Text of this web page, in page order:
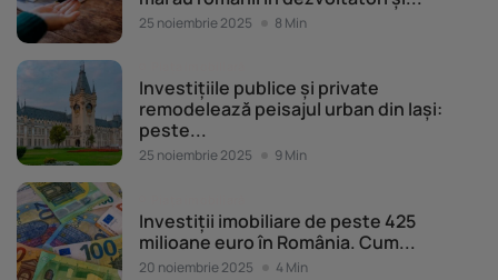
25 noiembrie 2025 8 Min
Investițiile publice și private
remodelează peisajul urban din Iași:
peste...
25 noiembrie 2025 9 Min
Investiții imobiliare de peste 425
milioane euro în România. Cum...
20 noiembrie 2025 4 Min